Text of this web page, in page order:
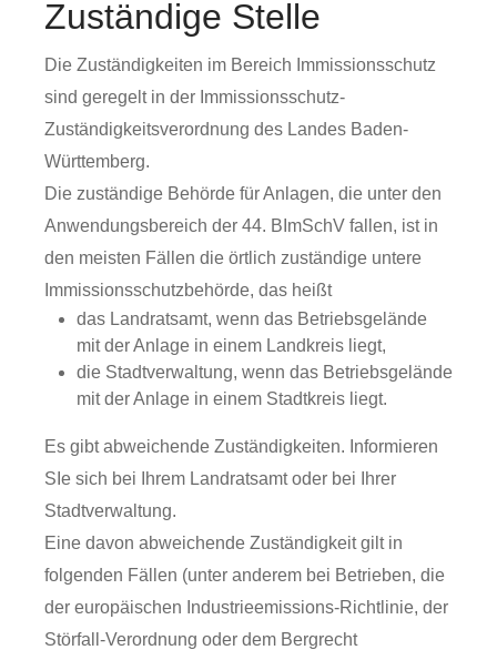
Zuständige Stelle
Die Zuständigkeiten im Bereich Immissionsschutz
sind geregelt in der Immissionsschutz-
Zuständigkeitsverordnung des Landes Baden-
Württemberg.
Die zuständige Behörde für Anlagen, die unter den
Anwendungsbereich der 44. BImSchV fallen, ist in
den meisten Fällen die örtlich zuständige untere
Immissionsschutzbehörde, das heißt
das Landratsamt, wenn das Betriebsgelände
mit der Anlage in einem Landkreis liegt,
die Stadtverwaltung, wenn das Betriebsgelände
mit der Anlage in einem Stadtkreis liegt.
Es gibt abweichende Zuständigkeiten. Informieren
SIe sich bei Ihrem Landratsamt oder bei Ihrer
Stadtverwaltung.
Eine davon abweichende Zuständigkeit gilt in
folgenden Fällen (unter anderem bei Betrieben, die
der europäischen Industrieemissions-Richtlinie, der
Störfall-Verordnung oder dem Bergrecht